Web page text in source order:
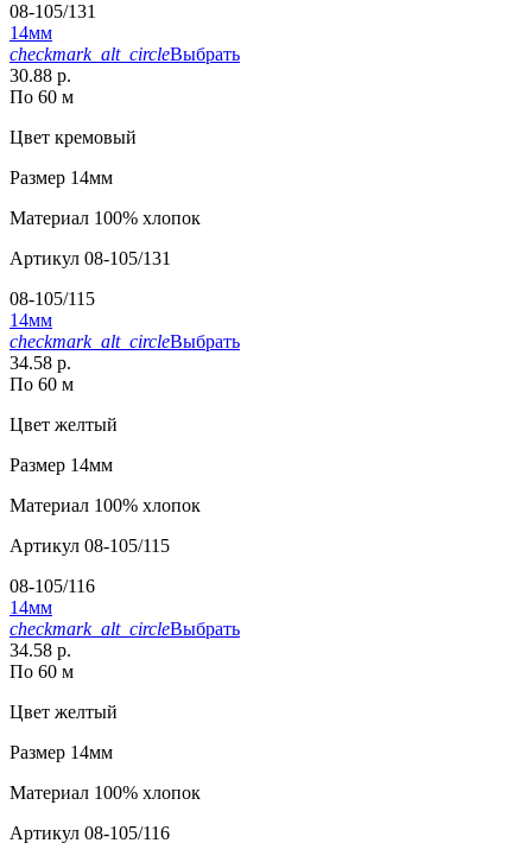
08-105/131
14мм
checkmark_alt_circleВыбрать
30.88 р.
По 60 м
Цвет кремовый
Размер 14мм
Материал 100% хлопок
Артикул 08-105/131
08-105/115
14мм
checkmark_alt_circleВыбрать
34.58 р.
По 60 м
Цвет желтый
Размер 14мм
Материал 100% хлопок
Артикул 08-105/115
08-105/116
14мм
checkmark_alt_circleВыбрать
34.58 р.
По 60 м
Цвет желтый
Размер 14мм
Материал 100% хлопок
Артикул 08-105/116